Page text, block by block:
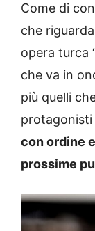
Come di
che
opera turca
che va in
più quelli
protagonisti
con ordine
prossime